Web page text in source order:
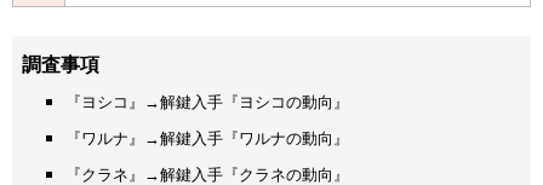
調査事項
『ヨシコ』→解鍵入手『ヨシコの動向』
『ワルナ』→解鍵入手『ワルナの動向』
『クラネ』→解鍵入手『クラネの動向』